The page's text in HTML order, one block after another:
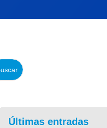
Últimas entradas